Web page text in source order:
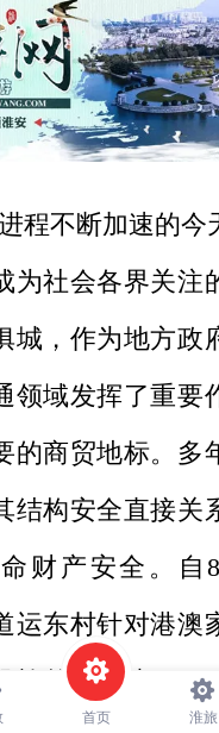
程不断加速的今
为社会各界关注
城，作为地方政
领域发挥了重要
的商贸地标。多
结构安全直接关
财产安全。自
运东村针对港澳
施整体改造工程
首页 淮旅